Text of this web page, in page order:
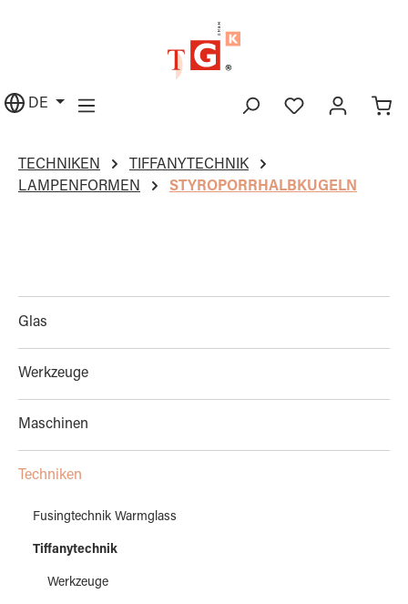
DE
TECHNIKEN
TIFFANYTECHNIK
LAMPENFORMEN
STYROPORRHALBKUGELN
Glas
Werkzeuge
Maschinen
Techniken
Fusingtechnik Warmglass
Tiffanytechnik
Werkzeuge